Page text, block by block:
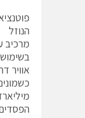
הנוזל
מרכיב
אוויר